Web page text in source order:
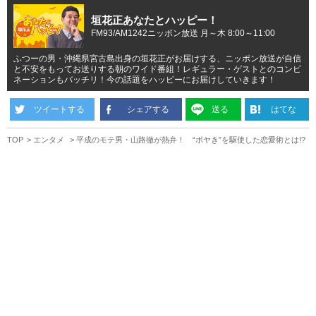
垣花正あなたとハッピー！
FM93/AM1242ニッポン放送 月～木 8:00～11:00
ふつーの男・沖縄県宮古島出身の垣花正がお届けする、ニッポン放送が自信
と不安をもってお送りする朝のワイド番組！レギュラー・ゲストとのコンビ
ネーションもバッチリ！今の話題をハッピーにお届けしていきます！
ツイートする シェアする 送る はてな
TOP エンタメ 平成のモテ男・山路徹が熱弁！ “ボヤき”を駆使した恋愛術とは!?